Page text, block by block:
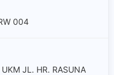
004
JL. HR. RASUNA